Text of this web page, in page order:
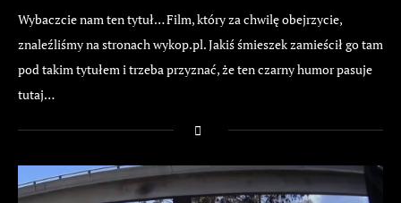
Wybaczcie nam ten tytuł… Film, który za chwilę obejrzycie,
znaleźliśmy na stronach wykop.pl. Jakiś śmieszek zamieścił go tam
pod takim tytułem i trzeba przyznać, że ten czarny humor pasuje
tutaj…